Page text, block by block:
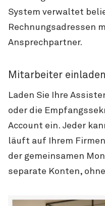
System verwaltet
Rechnungsadressen
Ansprechpartner.
Mitarbeiter einladen
Laden Sie Ihre
oder die
Account ein. Jeder
läuft auf Ihrem
der gemeinsamen
separate Konten,